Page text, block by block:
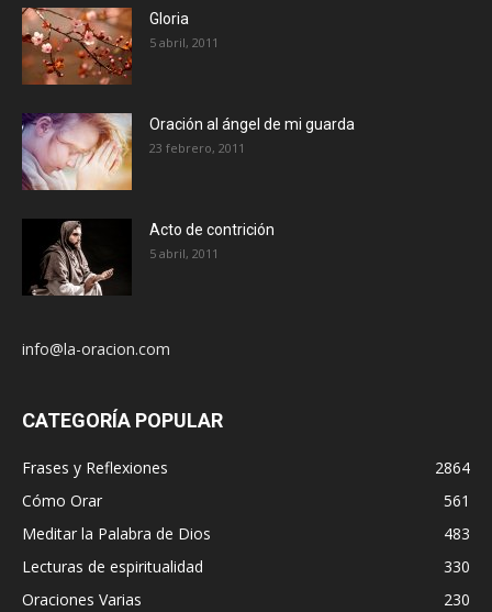
Gloria
5 abril, 2011
Oración al ángel de mi guarda
23 febrero, 2011
Acto de contrición
5 abril, 2011
info@la-oracion.com
CATEGORÍA POPULAR
Frases y Reflexiones
2864
Cómo Orar
561
Meditar la Palabra de Dios
483
Lecturas de espiritualidad
330
Oraciones Varias
230